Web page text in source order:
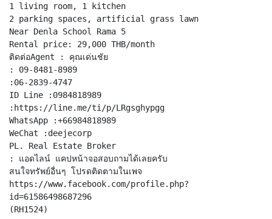
1 living room, 1 kitchen
2 parking spaces, artificial grass lawn
Near Denla School Rama 5
Rental price: 29,000 THB/month
ติดต่อAgent : คุณเด่นชัย
: 09-8481-8989
:06-2839-4747
ID Line :0984818989
:https://line.me/ti/p/LRgsghypgg
WhatsApp :+66984818989
WeChat :deejecorp
PL. Real Estate Broker
: แอดไลน์ แคปหน้าจอสอบถามได้เลยครับ
สนใจทรัพย์อื่นๆ โปรดติดตามในเพจ
https://www.facebook.com/profile.php?
id=61586498687296